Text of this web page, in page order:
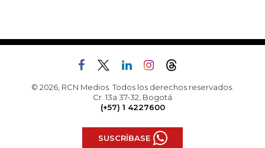
© 2026, RCN Medios. Todos los derechos reservados.
Cr. 13a 37-32, Bogotá
(+57) 1 4227600
SUSCRÍBASE